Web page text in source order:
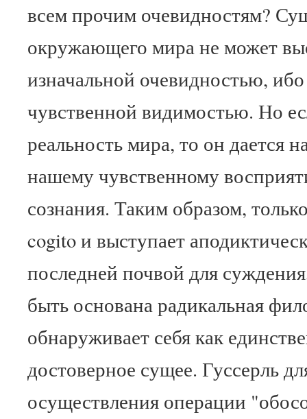
всем прочим очевидностям?
окружающего мира не может
изначальной очевидностью,
чувственной видимостью. Но
реальность мира, то он дается
нашему чувственному
сознания. Таким образом,
cogito и выступает
последней почвой для
быть основана радикальная
обнаруживает себя как
достоверное сущее. Гуссерль
осуществления операции